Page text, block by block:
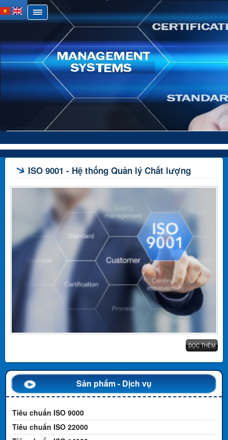
ISO 9001 - Hệ thống Quản lý Chất lượng
ĐỌC THÊM
Sản phẩm - Dịch vụ
Tiêu chuẩn ISO 9000
Tiêu chuẩn ISO 22000